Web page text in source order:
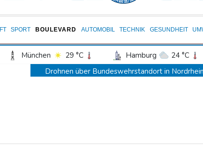
SPORT BOULEVARD AUTOMOBIL TECHNIK GESUNDHEIT
München 29 °C Hamburg 24 °C
Potsdam 24 °C Leipzig
Drohnen über Bundeswehrstandort in
Selenskyj: Ukraine hat praktisch keine intakten
Braunschweig nach Kantersieg in Magdeburg an